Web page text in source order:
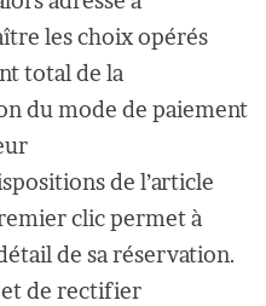
les choix opérés
total de la
du mode de paiement
de l’article
clic permet à
de sa réservation.
de rectifier